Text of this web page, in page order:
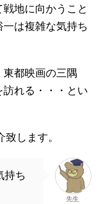
地に向かうこと
は複雑な気持ち
都映画の三隅
訪れる・・・とい
します。
持ち
先生